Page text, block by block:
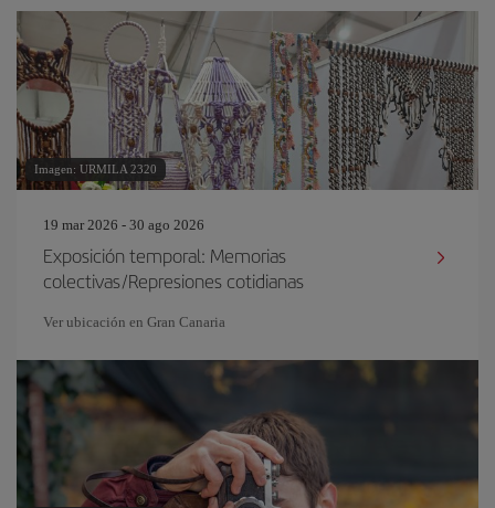
Imagen: URMILA 2320
19 mar 2026 - 30 ago 2026
Exposición temporal: Memorias
colectivas/Represiones cotidianas
Ver ubicación en Gran Canaria